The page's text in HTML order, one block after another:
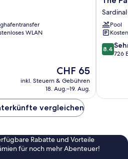
WLAN
Der
Preis
beträgt
CHF 65
inkl. Steuern & Gebühren
18. Aug.–19. Aug.
Palms
At
Coco
Beach
Sardinal
Sardinal
Pool
8.4
von
8.4
726
vergleichen
Rabatte und Vorteile
für noch mehr Abenteuer!